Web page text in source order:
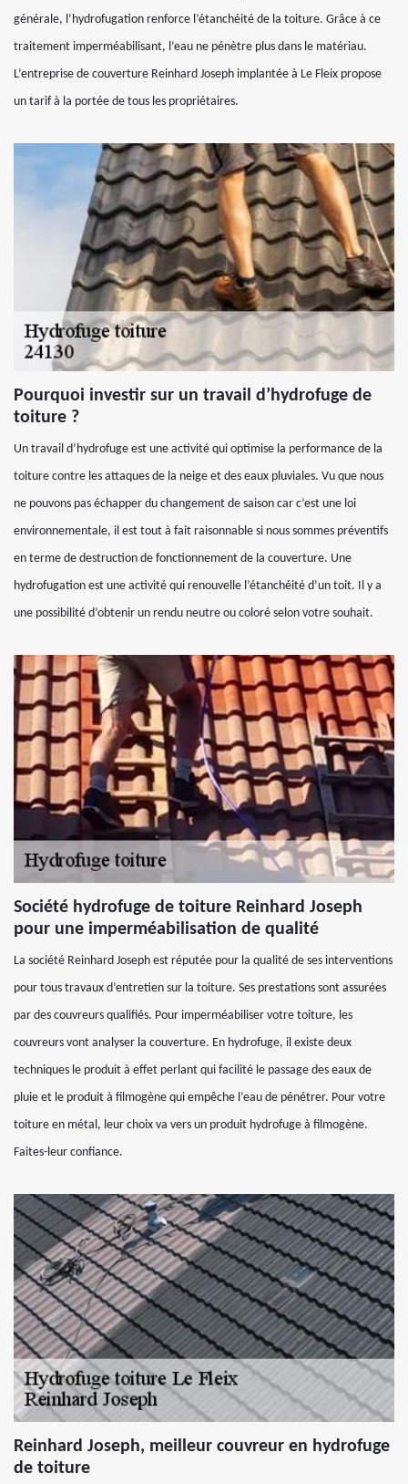
générale, l’hydrofugation renforce l’étanchéité de la toiture. Grâce à ce
traitement imperméabilisant, l’eau ne pénètre plus dans le matériau.
L’entreprise de couverture Reinhard Joseph implantée à Le Fleix propose
un tarif à la portée de tous les propriétaires.
Pourquoi investir sur un travail d’hydrofuge de
toiture ?
Un travail d’hydrofuge est une activité qui optimise la performance de la
toiture contre les attaques de la neige et des eaux pluviales. Vu que nous
ne pouvons pas échapper du changement de saison car c’est une loi
environnementale, il est tout à fait raisonnable si nous sommes préventifs
en terme de destruction de fonctionnement de la couverture. Une
hydrofugation est une activité qui renouvelle l’étanchéité d’un toit. Il y a
une possibilité d’obtenir un rendu neutre ou coloré selon votre souhait.
Société hydrofuge de toiture Reinhard Joseph
pour une imperméabilisation de qualité
La société Reinhard Joseph est réputée pour la qualité de ses interventions
pour tous travaux d’entretien sur la toiture. Ses prestations sont assurées
par des couvreurs qualifiés. Pour imperméabiliser votre toiture, les
couvreurs vont analyser la couverture. En hydrofuge, il existe deux
techniques le produit à effet perlant qui facilité le passage des eaux de
pluie et le produit à filmogène qui empêche l’eau de pénétrer. Pour votre
toiture en métal, leur choix va vers un produit hydrofuge à filmogène.
Faites-leur confiance.
Reinhard Joseph, meilleur couvreur en hydrofuge
de toiture